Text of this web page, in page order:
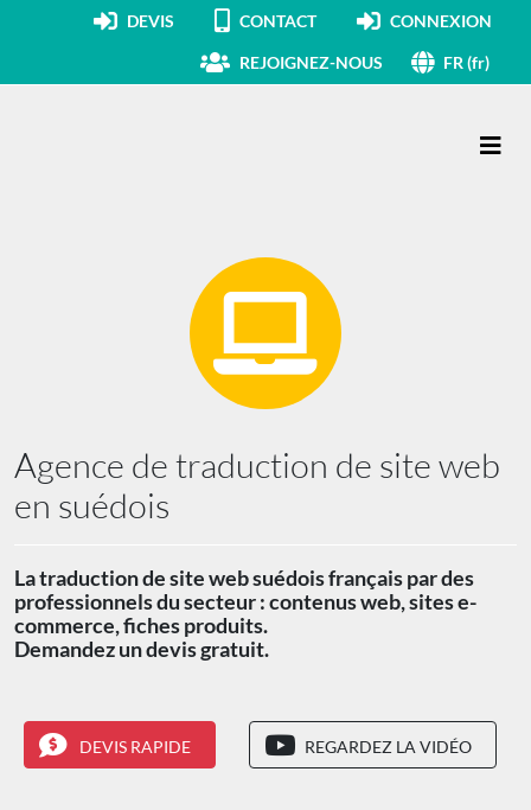
DEVIS CONTACT CONNEXION
REJOIGNEZ-NOUS FR (fr)
Agence de traduction de site web
en suédois
La traduction de site web suédois français par des
professionnels du secteur : contenus web, sites e-
commerce, fiches produits.
Demandez un devis gratuit.
DEVIS RAPIDE REGARDEZ LA VIDÉO